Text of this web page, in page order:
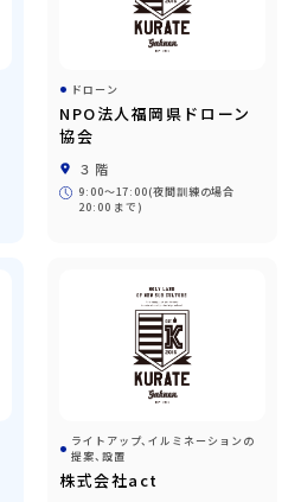
ドローン
NPO法人福岡県ドローン
協会
３階
9:00〜17:00(夜間訓練の場合
20:00 まで)
ライトアップ、イルミネーションの
提案、設置
株式会社act